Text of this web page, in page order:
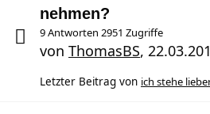
nehmen?
9 Antworten 2951 Zugriffe
von ThomasBS,
Letzter Beitrag von ich stehe